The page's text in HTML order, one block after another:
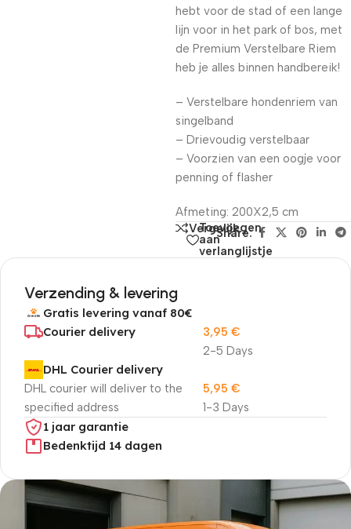
hebt voor de stad of een lange
lijn voor in het park of bos, met
de Premium Verstelbare Riem
heb je alles binnen handbereik!
– Verstelbare hondenriem van
singelband
– Drievoudig verstelbaar
– Voorzien van een oogje voor
penning of flasher
Afmeting: 200X2,5 cm
Vergelijk
Toevoegen
aan
verlanglijstje
Share:
Verzending & levering
Gratis levering vanaf 80€
Courier delivery
2-5 Days
3,95 €
DHL Courier delivery
DHL courier will deliver to the
specified address
1-3 Days
5,95 €
1 jaar garantie
Bedenktijd 14 dagen